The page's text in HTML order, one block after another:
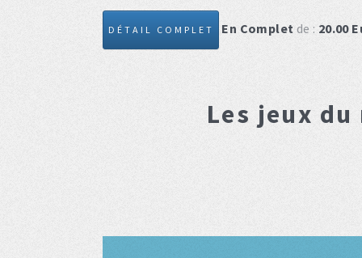
DÉTAIL COMPLET En Complet de : 20.00
Les jeux